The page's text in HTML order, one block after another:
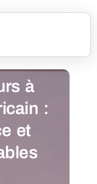
à
:
et